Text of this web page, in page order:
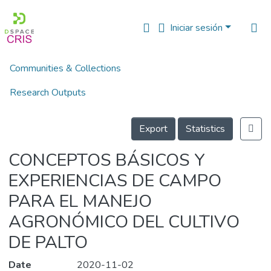
Iniciar sesión
Communities & Collections
Research Outputs
Estadísticas
Inicio Multimedia
Vídeos Técnicos
Details
Export
Statistics
CONCEPTOS BÁSICOS Y
EXPERIENCIAS DE CAMPO
PARA EL MANEJO
AGRONÓMICO DEL CULTIVO
DE PALTO
Date
2020-11-02